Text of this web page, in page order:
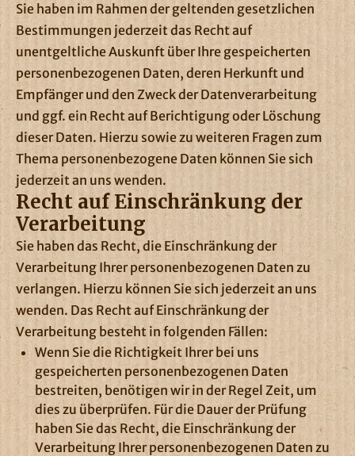
Sie haben im Rahmen der geltenden gesetzlichen
Bestimmungen jederzeit das Recht auf
unentgeltliche Auskunft über Ihre gespeicherten
personenbezogenen Daten, deren Herkunft und
Empfänger und den Zweck der Datenverarbeitung
und ggf. ein Recht auf Berichtigung oder Löschung
dieser Daten. Hierzu sowie zu weiteren Fragen zum
Thema personenbezogene Daten können Sie sich
jederzeit an uns wenden.
Recht auf Einschränkung der
Verarbeitung
Sie haben das Recht, die Einschränkung der
Verarbeitung Ihrer personenbezogenen Daten zu
verlangen. Hierzu können Sie sich jederzeit an uns
wenden. Das Recht auf Einschränkung der
Verarbeitung besteht in folgenden Fällen:
Wenn Sie die Richtigkeit Ihrer bei uns
gespeicherten personenbezogenen Daten
bestreiten, benötigen wir in der Regel Zeit, um
dies zu überprüfen. Für die Dauer der Prüfung
haben Sie das Recht, die Einschränkung der
Verarbeitung Ihrer personenbezogenen Daten zu